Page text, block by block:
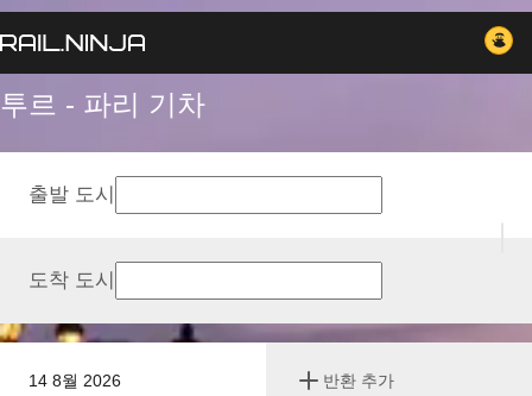
투르 - 파리 기차
14 8월 2026 반환 추가
출발 도시
도착 도시